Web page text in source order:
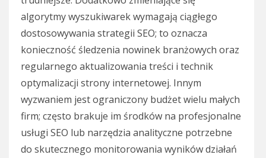
algorytmy wyszukiwarek wymagają ciągłego
dostosowywania strategii SEO; to oznacza
konieczność śledzenia nowinek branżowych oraz
regularnego aktualizowania treści i technik
optymalizacji strony internetowej. Innym
wyzwaniem jest ograniczony budżet wielu małych
firm; często brakuje im środków na profesjonalne
usługi SEO lub narzędzia analityczne potrzebne
do skutecznego monitorowania wyników działań